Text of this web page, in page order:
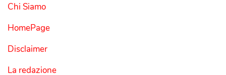
Chi Siamo
HomePage
Disclaimer
La redazione